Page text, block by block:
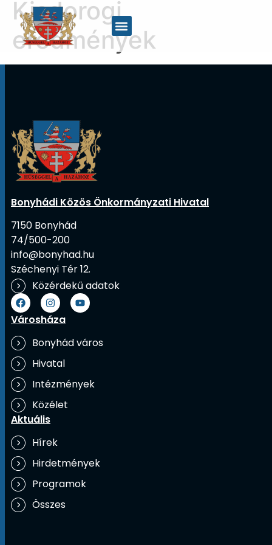
Kisdorogi
eredmények
Bonyhádi Közös Önkormányzati Hivatal
7150 Bonyhád
74/500-200
info@bonyhad.hu
Széchenyi Tér 12.
Közérdekű adatok
Városháza
Bonyhád város
Hivatal
Intézmények
Közélet
Aktuális
Hírek
Hirdetmények
Programok
Összes